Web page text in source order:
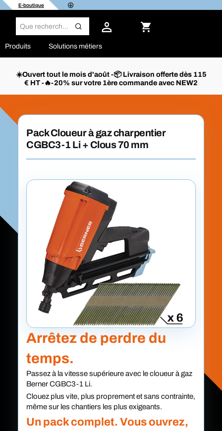
E-boutique
Produits Solutions métiers
☀️Ouvert tout le mois d'août -📦 Livraison offerte dès 115
€ HT -🔥-20% sur votre 1ère commande avec NEW2
Pack Cloueur à gaz charpentier
CGBC3-1 Li + Clous 70 mm
Arrêtez de perdre du
temps.
Passez à la vitesse supérieure avec le cloueur à gaz
Berner CGBC3-1 Li.
Clouez plus vite, plus proprement et sans contrainte,
même sur les chantiers les plus exigeants.
Un pack complet. Vous ouvrez,